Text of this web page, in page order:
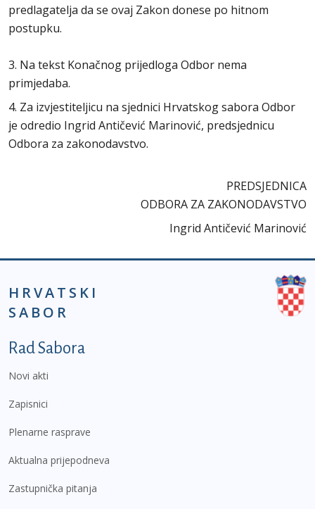
predlagatelja da se ovaj Zakon donese po hitnom
postupku.
3. Na tekst Konačnog prijedloga Odbor nema
primjedaba.
4. Za izvjestiteljicu na sjednici Hrvatskog sabora Odbor
je odredio Ingrid Antičević Marinović, predsjednicu
Odbora za zakonodavstvo.
PREDSJEDNICA
ODBORA ZA ZAKONODAVSTVO
Ingrid Antičević Marinović
HRVATSKI
SABOR
Podnožje prvi izbornik
Rad Sabora
Novi akti
Zapisnici
Plenarne rasprave
Aktualna prijepodneva
Zastupnička pitanja